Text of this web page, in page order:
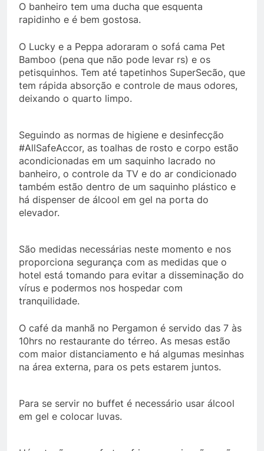
O banheiro tem uma ducha que esquenta
rapidinho e é bem gostosa.
O Lucky e a Peppa adoraram o sofá cama Pet
Bamboo (pena que não pode levar rs) e os
petisquinhos. Tem até tapetinhos SuperSecão, que
tem rápida absorção e controle de maus odores,
deixando o quarto limpo.
Seguindo as normas de higiene e desinfecção
#AllSafeAccor, as toalhas de rosto e corpo estão
acondicionadas em um saquinho lacrado no
banheiro, o controle da TV e do ar condicionado
também estão dentro de um saquinho plástico e
há dispenser de álcool em gel na porta do
elevador.
São medidas necessárias neste momento e nos
proporciona segurança com as medidas que o
hotel está tomando para evitar a disseminação do
vírus e podermos nos hospedar com
tranquilidade.
O café da manhã no Pergamon é servido das 7 às
10hrs no restaurante do térreo. As mesas estão
com maior distanciamento e há algumas mesinhas
na área externa, para os pets estarem juntos.
Para se servir no buffet é necessário usar álcool
em gel e colocar luvas.